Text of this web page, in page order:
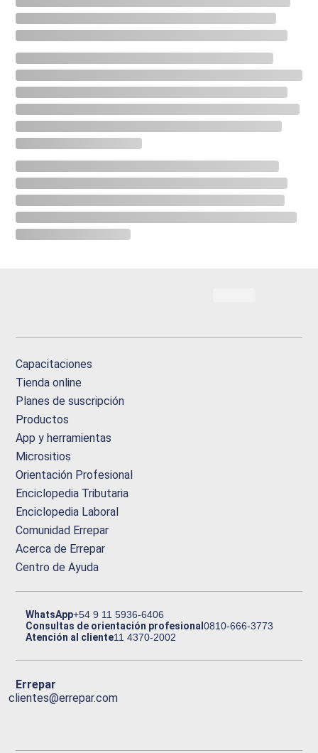
Capacitaciones
Tienda online
Planes de suscripción
Productos
App y herramientas
Micrositios
Orientación Profesional
Enciclopedia Tributaria
Enciclopedia Laboral
Comunidad Errepar
Acerca de Errepar
Centro de Ayuda
WhatsApp+54 9 11 5936-6406
Consultas de orientación profesional0810-666-3773
Atención al cliente11 4370-2002
Errepar
clientes@errepar.com